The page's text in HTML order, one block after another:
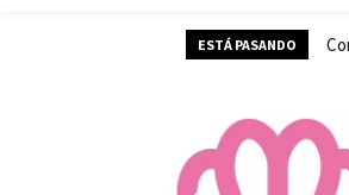
ESTÁ PASANDO